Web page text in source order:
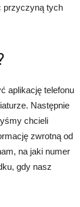
przyczyną tych
aplikację telefonu
Następnie
chcieli
zwrotną od
na jaki numer
gdy nasz